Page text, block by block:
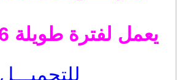
يعمل لفترة طويلة 22/3/2016
للتحميـــل